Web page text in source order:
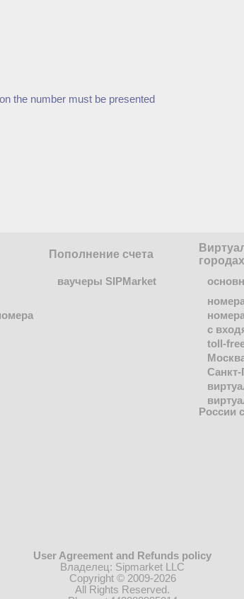
the number must be presented
Пополнение счета
городах
ваучеры SIPMarket
с
toll-
Санкт-
России
User Agreement and Refunds policy
Владелец: Sipmarket LLC
Copyright © 2009-2026
All Rights Reserved.